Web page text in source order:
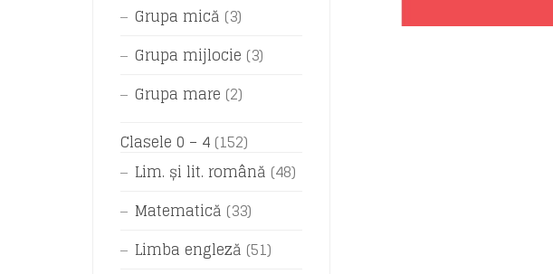
Grupa mică (3)
Grupa mijlocie (3)
Grupa mare (2)
Clasele 0 – 4 (152)
Lim. și lit. română (48)
Matematică (33)
Limba engleză (51)